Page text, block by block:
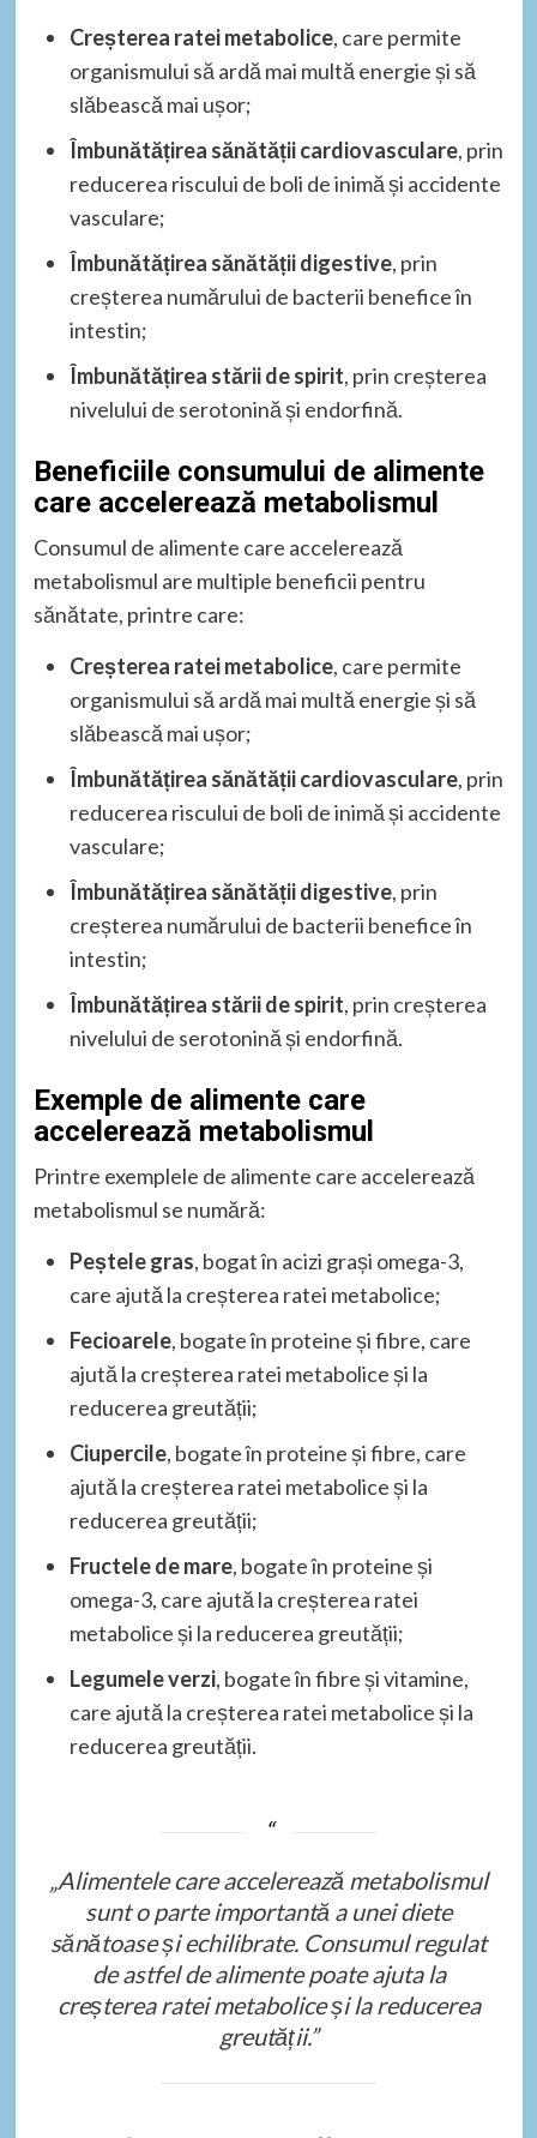
Creșterea ratei metabolice, care permite
organismului să ardă mai multă energie și să
slăbească mai ușor;
Îmbunătățirea sănătății cardiovasculare, prin
reducerea riscului de boli de inimă și accidente
vasculare;
Îmbunătățirea sănătății digestive, prin
creșterea numărului de bacterii benefice în
intestin;
Îmbunătățirea stării de spirit, prin creșterea
nivelului de serotonină și endorfină.
Beneficiile consumului de alimente
care accelerează metabolismul
Consumul de alimente care accelerează
metabolismul are multiple beneficii pentru
sănătate, printre care:
Creșterea ratei metabolice, care permite
organismului să ardă mai multă energie și să
slăbească mai ușor;
Îmbunătățirea sănătății cardiovasculare, prin
reducerea riscului de boli de inimă și accidente
vasculare;
Îmbunătățirea sănătății digestive, prin
creșterea numărului de bacterii benefice în
intestin;
Îmbunătățirea stării de spirit, prin creșterea
nivelului de serotonină și endorfină.
Exemple de alimente care
accelerează metabolismul
Printre exemplele de alimente care accelerează
metabolismul se numără:
Peștele gras, bogat în acizi grași omega-3,
care ajută la creșterea ratei metabolice;
Fecioarele, bogate în proteine și fibre, care
ajută la creșterea ratei metabolice și la
reducerea greutății;
Ciupercile, bogate în proteine și fibre, care
ajută la creșterea ratei metabolice și la
reducerea greutății;
Fructele de mare, bogate în proteine și
omega-3, care ajută la creșterea ratei
metabolice și la reducerea greutății;
Legumele verzi, bogate în fibre și vitamine,
care ajută la creșterea ratei metabolice și la
reducerea greutății.
„Alimentele care accelerează metabolismul
sunt o parte importantă a unei diete
sănătoase și echilibrate. Consumul regulat
de astfel de alimente poate ajuta la
creșterea ratei metabolice și la reducerea
greutății.”